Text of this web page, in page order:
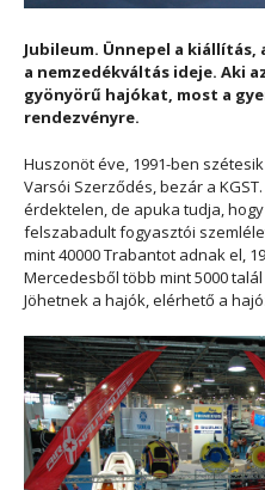
Jubileum. Ünnepel a kiállítás,
a nemzedékváltás ideje. Aki
gyönyörű hajókat, most a
rendezvényre.
Huszonöt éve, 1991-ben
Varsói Szerződés, bezár a
érdektelen, de apuka tudja,
felszabadult fogyasztói
mint 40000 Trabantot adnak el,
Mercedesből több mint 5000
Jöhetnek a hajók, elérhető a